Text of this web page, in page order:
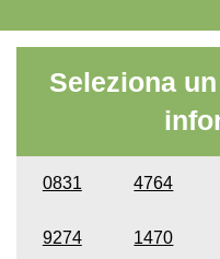
Seleziona
0831 4764
9274 1470